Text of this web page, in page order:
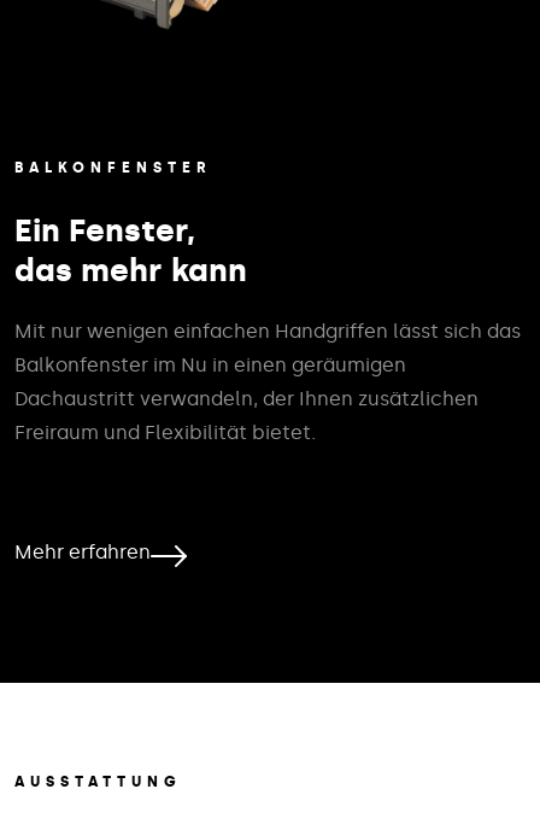
BALKONFENSTER
Ein Fenster,
das mehr kann
Mit nur wenigen einfachen Handgriffen lässt sich das
Balkonfenster im Nu in einen geräumigen
Dachaustritt verwandeln, der Ihnen zusätzlichen
Freiraum und Flexibilität bietet.
Mehr erfahren
AUSSTATTUNG